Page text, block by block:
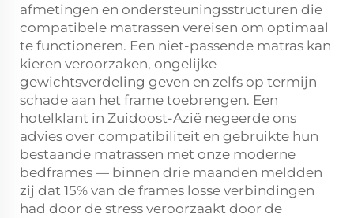
afmetingen en ondersteuningsstructuren die
compatibele matrassen vereisen om optimaal
te functioneren. Een niet-passende matras kan
kieren veroorzaken, ongelijke
gewichtsverdeling geven en zelfs op termijn
schade aan het frame toebrengen. Een
hotelklant in Zuidoost-Azië negeerde ons
advies over compatibiliteit en gebruikte hun
bestaande matrassen met onze moderne
bedframes — binnen drie maanden meldden
zij dat 15% van de frames losse verbindingen
had door de stress veroorzaakt door de